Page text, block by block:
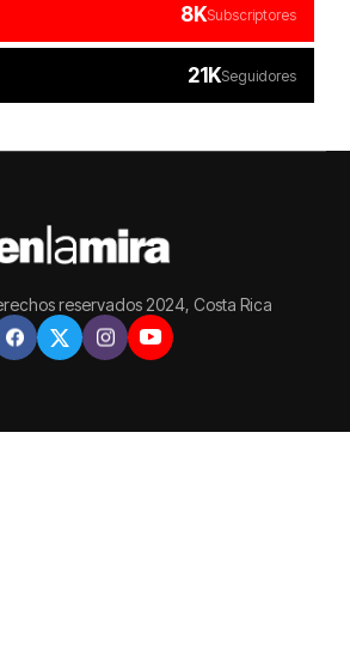
8KSubscriptores
21KSeguidores
reservados 2024, Costa Rica